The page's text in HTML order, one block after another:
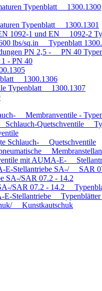
Typenblatt 1300.1300
Typenblatt 1300.1301
1092-1 und EN 1092-2
lbs/sq.in Typenblatt
PN 2,5 - PN 40
- PN 40
1300.1306
Typenblatt 1300.1307
Membranventile -
Quetschventile
Schlauch- Quetschventile
mit AUMA-E-
Stellantriebe SA-/ SAR
SA-/SAR 07.2 - 14.2
SAR 07.2 - 14.2
Stellantriebe
Kunstkautschuk